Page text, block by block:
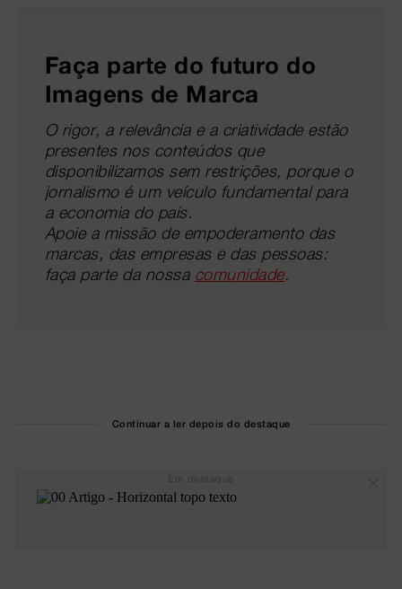
Faça parte do futuro do
Imagens de Marca
O rigor, a relevância e a criatividade estão
presentes nos conteúdos que
disponibilizamos sem restrições, porque o
jornalismo é um veículo fundamental para
a economia do país.
Apoie a missão de empoderamento das
marcas, das empresas e das pessoas:
faça parte da nossa comunidade.
Continuar a ler depois do destaque